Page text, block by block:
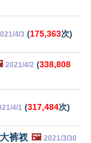
4/3 (175,363次)
2021/4/2 (338,808
4/1 (317,484次)
裤衩 🖼️ 2021/3/30